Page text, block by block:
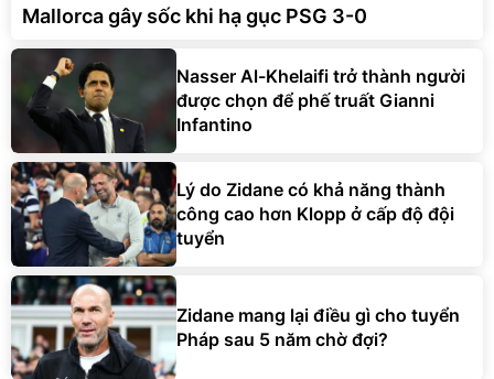
Mallorca gây sốc khi hạ gục PSG 3-0
Nasser Al-Khelaifi trở thành người
được chọn để phế truất Gianni
Infantino
Lý do Zidane có khả năng thành
công cao hơn Klopp ở cấp độ đội
tuyển
Zidane mang lại điều gì cho tuyển
Pháp sau 5 năm chờ đợi?